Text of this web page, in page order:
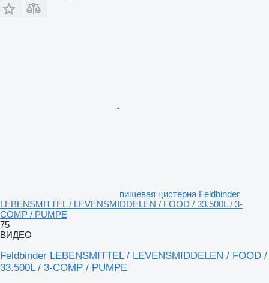
пищевая цистерна Feldbinder
LEBENSMITTEL / LEVENSMIDDELEN / FOOD / 33.500L / 3-
COMP / PUMPE
75
ВИДЕО
Feldbinder LEBENSMITTEL / LEVENSMIDDELEN / FOOD /
33.500L / 3-COMP / PUMPE